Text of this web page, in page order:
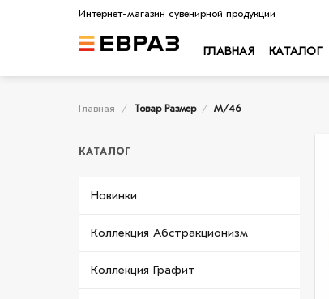
Интернет-магазин сувенирной продукции
ГЛАВНАЯ КАТАЛОГ
Главная / Товар Размер / M/46
КАТАЛОГ
Новинки
Коллекция Абстракционизм
Коллекция Графит